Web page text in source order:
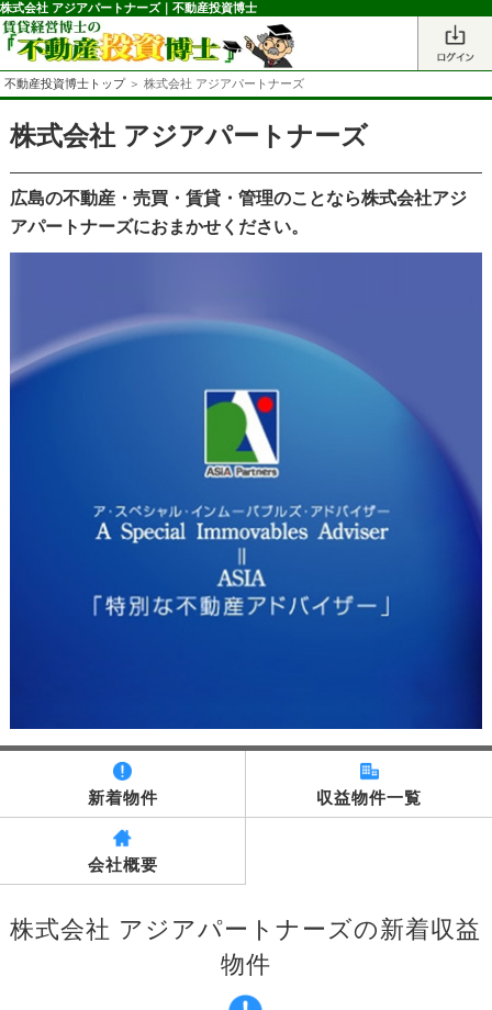
株式会社 アジアパートナーズ｜不動産投資博士
不動産投資博士トップ＞ 株式会社 アジアパートナーズ
株式会社 アジアパートナーズ
広島の不動産・売買・賃貸・管理のことなら株式会社アジ
アパートナーズにおまかせください。
新着物件 収益物件一覧
会社概要
株式会社 アジアパートナーズの新着収益
物件